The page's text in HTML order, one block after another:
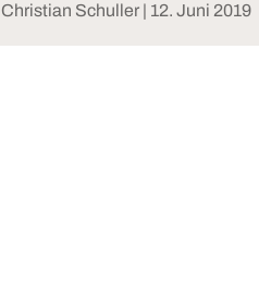
Christian Schuller | 12. Juni 2019